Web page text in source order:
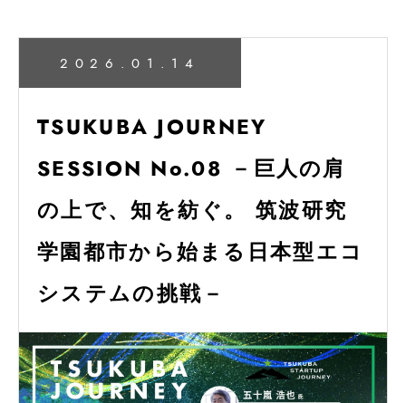
2026.01.14
TSUKUBA JOURNEY
SESSION No.08 －巨人の肩
の上で、知を紡ぐ。 筑波研究
学園都市から始まる日本型エコ
システムの挑戦－